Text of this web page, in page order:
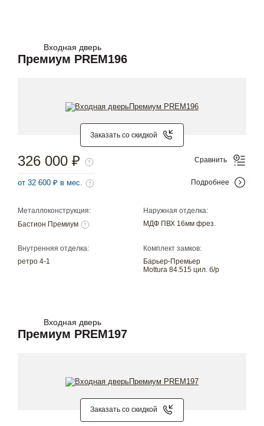
Входная дверь
Премиум PREM196
Заказать со скидкой
Металлоконструкция:
Бастион Премиум
Наружная отделка:
МДФ ПВХ 16мм фрез.
Внутренняя отделка:
ретро 4-1
Комплект замков:
Барьер-Премьер
Mottura 84.515 цил. б/р
326 000 ₽
от 32 600 ₽ в мес.
Сравнить
Подробнее
Входная дверь
Премиум PREM197
Заказать со скидкой